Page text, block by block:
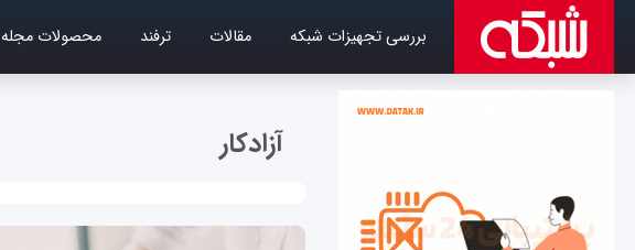
بررسی تجهیزات شبکه مقالات ترفند محصولات مجله
آزادکار